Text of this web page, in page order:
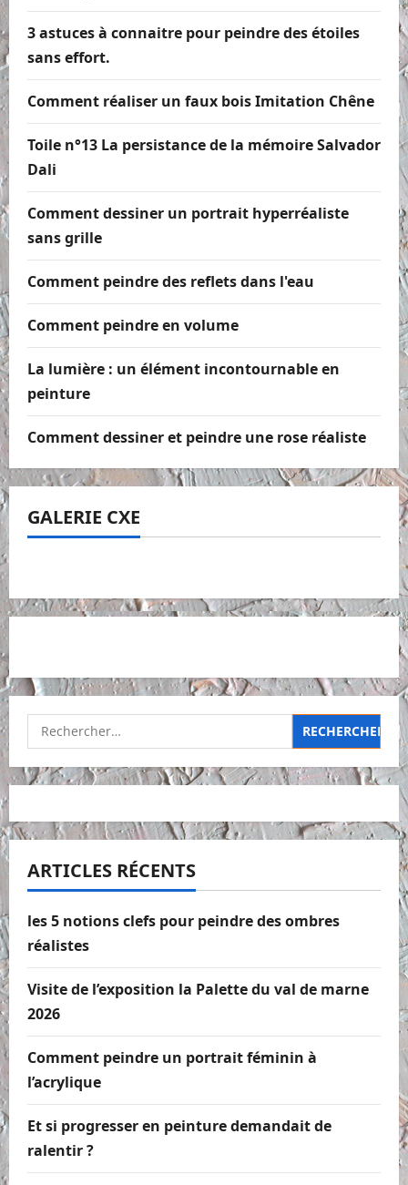
3 astuces à connaitre pour peindre des étoiles
sans effort.
Comment réaliser un faux bois Imitation Chêne
Toile n°13 La persistance de la mémoire Salvador
Dali
Comment dessiner un portrait hyperréaliste
sans grille
Comment peindre des reflets dans l'eau
Comment peindre en volume
La lumière : un élément incontournable en
peinture
Comment dessiner et peindre une rose réaliste
GALERIE CXE
Rechercher :
ARTICLES RÉCENTS
les 5 notions clefs pour peindre des ombres
réalistes
Visite de l’exposition la Palette du val de marne
2026
Comment peindre un portrait féminin à
l’acrylique
Et si progresser en peinture demandait de
ralentir ?